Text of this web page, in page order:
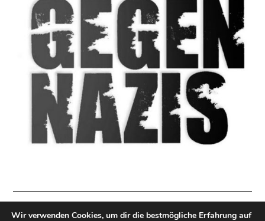
Impressum|Datenschutzerklärung|Direkt Spenden
Wir verwenden Cookies, um dir die bestmögliche Erfahrung auf